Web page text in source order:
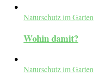
Naturschutz im Garten
Wohin damit?
Naturschutz im Garten